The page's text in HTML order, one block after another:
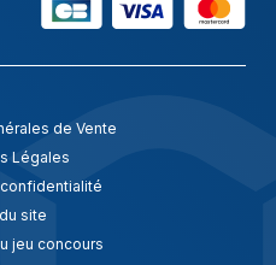
de Vente
Légales
site
jeu concours